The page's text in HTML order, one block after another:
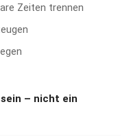
Zeiten trennen
– nicht ein